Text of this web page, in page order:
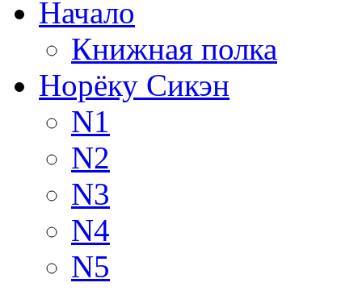
Начало
Книжная полка
Норёку Сикэн
N1
N2
N3
N4
N5